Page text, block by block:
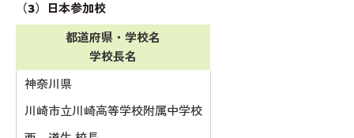
（3）日本参加校
都道府県・学校名
学校長名
神奈川県
川崎市立川崎高等学校附属中学校